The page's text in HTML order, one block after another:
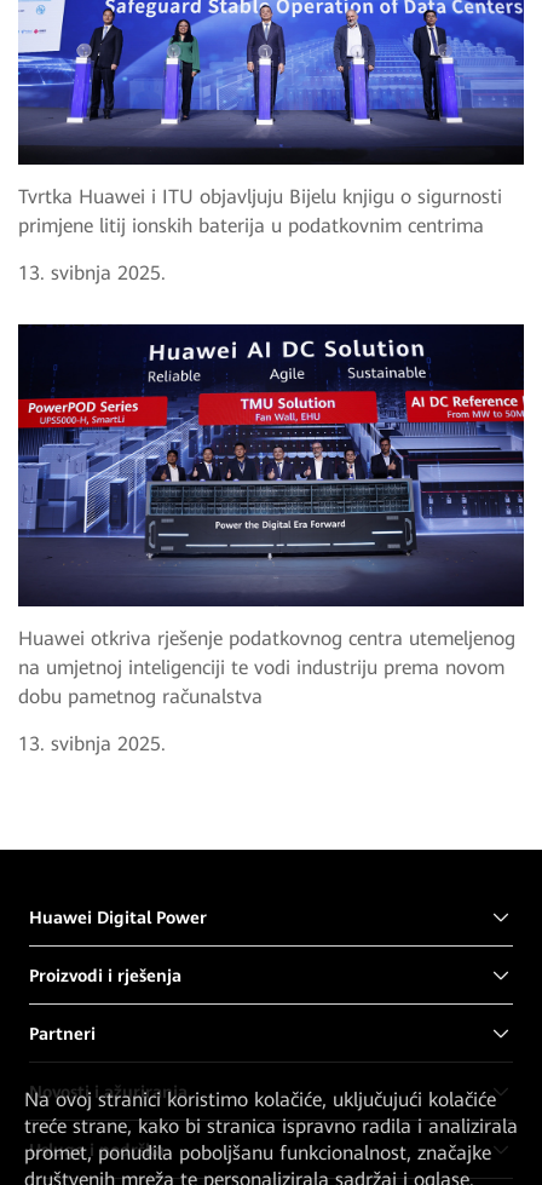
Tvrtka Huawei i ITU objavljuju Bijelu knjigu o sigurnosti
primjene litij ionskih baterija u podatkovnim centrima
13. svibnja 2025.
Huawei otkriva rješenje podatkovnog centra utemeljenog
na umjetnoj inteligenciji te vodi industriju prema novom
dobu pametnog računalstva
13. svibnja 2025.
Huawei Digital Power
Proizvodi i rješenja
Partneri
Novosti i ažuriranja
Usluge i podrška
Na ovoj stranici koristimo kolačiće, uključujući kolačiće
treće strane, kako bi stranica ispravno radila i analizirala
promet, ponudila poboljšanu funkcionalnost, značajke
društvenih mreža te personalizirala sadržaj i oglase.